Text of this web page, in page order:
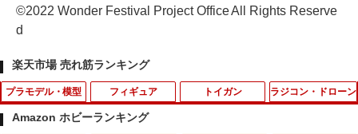
©2022 Wonder Festival Project Office All Rights Reserve
d
楽天市場 売れ筋ランキング
プラモデル・模型 フィギュア トイガン ラジコン・ドローン
Amazon ホビーランキング